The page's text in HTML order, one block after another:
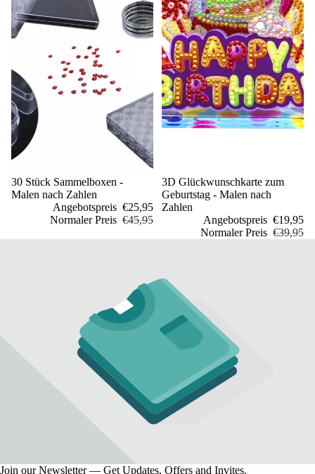
Sale
30 Stück Sammelboxen -
Malen nach Zahlen
Angebotspreis €25,95
Normaler Preis €45,95
Sale
3D Glückwunschkarte zum
Geburtstag - Malen nach
Zahlen
Angebotspreis €19,95
Normaler Preis €39,95
Join our Newsletter — Get Updates, Offers and Invites.